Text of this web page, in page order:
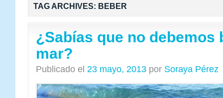
TAG ARCHIVES: BEBER
¿Sabías que no debemos
mar?
Publicado el 23 mayo, 2013 por Soraya Pérez